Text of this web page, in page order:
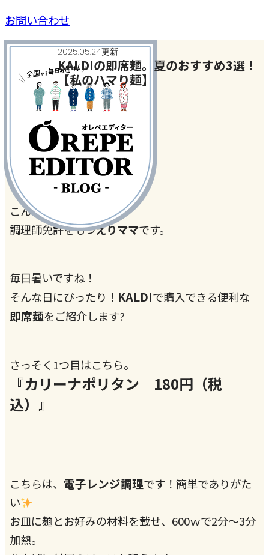
お問い合わせ
2025.05.24更新
KALDIの即席麺。夏のおすすめ3選！
【私のハマり麺】
今月のテーマ
#カルディコーヒーファーム
こんにちは?
調理師免許をもつえりママです。
毎日暑いですね！
そんな日にぴったり！ KALDIで購入できる便利な
即席麺をご紹介します?
さっそく1つ目はこちら。
『カリーナポリタン 180円（税
込）』
こちらは、 電子レンジ調理です！簡単でありがた
い
お皿に麺とお好みの材料を載せ、600ｗで2分～3分
加熱。